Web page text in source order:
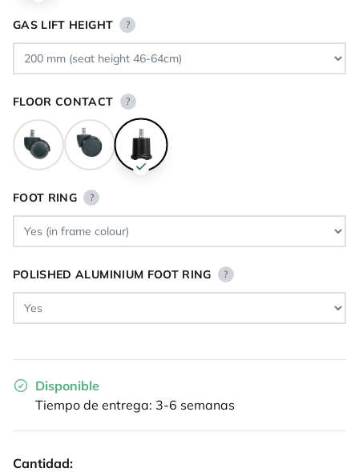
GAS LIFT HEIGHT ?
FLOOR CONTACT ?
FOOT RING ?
POLISHED ALUMINIUM FOOT RING ?
Disponible
Tiempo de entrega: 3-6 semanas
Cantidad: